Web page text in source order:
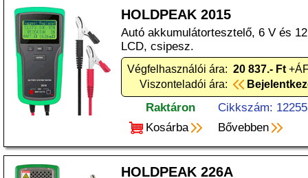
HOLDPEAK 2015
Autó akkumulátortesztelő, 6 V és
LCD, csipesz.
Végfelhasználói ára: 20 837.- Ft
Viszonteladói ára:
Raktáron
Cikkszám:
Kosárba
Bővebben
HOLDPEAK 226A